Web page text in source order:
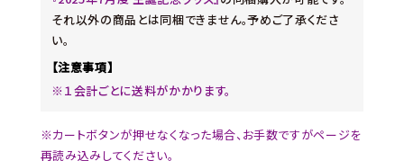
それ以外の商品とは同梱できません。予めご了承くださ
い。
【注意事項】
※１会計ごとに送料がかかります。
※カートボタンが押せなくなった場合、お手数ですがページを
再読み込みしてください。